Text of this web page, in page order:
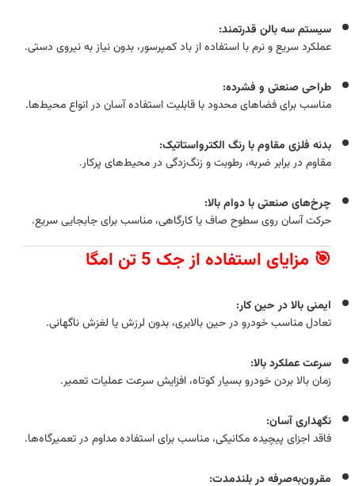
سیستم سه بالن قدرتمند:
عملکرد سریع و نرم با استفاده از باد کمپرسور، بدون نیاز به نیروی دستی.
طراحی صنعتی و فشرده:
مناسب برای فضاهای محدود با قابلیت استفاده آسان در انواع محیط‌ها.
بدنه فلزی مقاوم با رنگ الکترواستاتیک:
مقاوم در برابر ضربه، رطوبت و زنگ‌زدگی در محیط‌های پرکار.
چرخ‌های صنعتی با دوام بالا:
حرکت آسان روی سطوح صاف یا کارگاهی، مناسب برای جابجایی سریع.
🎯 مزایای استفاده از جک 5 تن امگا
ایمنی بالا در حین کار:
تعادل مناسب خودرو در حین بالابری، بدون لرزش یا لغزش ناگهانی.
سرعت عملکرد بالا:
زمان بالا بردن خودرو بسیار کوتاه، افزایش سرعت عملیات تعمیر.
نگهداری آسان:
فاقد اجزای پیچیده مکانیکی، مناسب برای استفاده مداوم در تعمیرگاه‌ها.
مقرون‌به‌صرفه در بلندمدت: